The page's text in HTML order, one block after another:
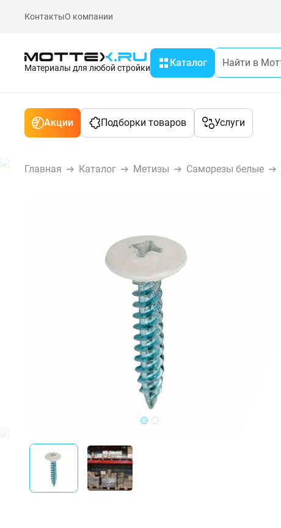
КонтактыО компании
Материалы для любой стройки Каталог
Акции Подборки товаров Услуги
Главная Каталог Метизы Саморезы белые